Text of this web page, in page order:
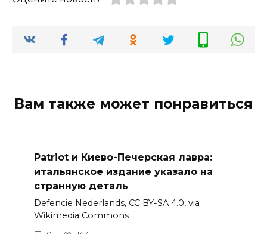
Вам также может понравиться
Patriot и Киево-Печерская лавра:
итальянское издание указало на
странную деталь
Defencie Nederlands, CC BY-SA 4.0, via
Wikimedia Commons